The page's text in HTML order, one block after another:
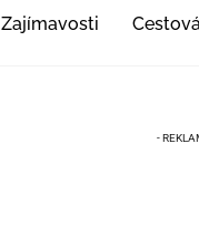
Zajímavosti